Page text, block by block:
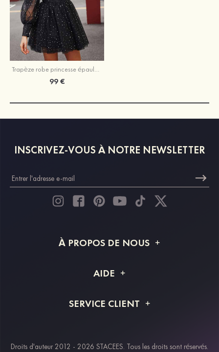
Trapèze robe princesse épaule dénudée tulle courte/mini robe de fête de la rentrée
99 €
INSCRIVEZ-VOUS À NOTRE NEWSLETTER
À PROPOS DE NOUS
Livraison
AIDE
Retour et remboursement
SERVICE CLIENT
Droits d'auteur 2012 - 2026 STACEES. Tous les droits sont réservés.